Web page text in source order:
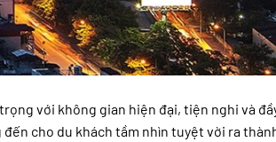
với không gian hiện đại, tiện nghi và
cho du khách tầm nhìn tuyệt vời ra